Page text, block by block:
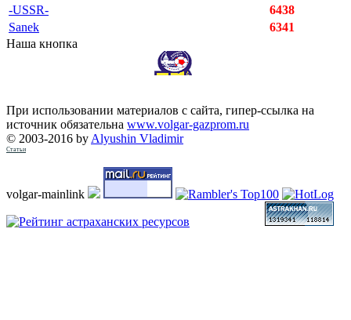
-USSR-
6438
Sanek
6341
Наша кнопка
При использовании материалов с сайта, гипер-ссылка на
источник обязательна www.volgar-gazprom.ru
© 2003-2016 by Alyushin Vladimir
Статьи
volgar-mainlink